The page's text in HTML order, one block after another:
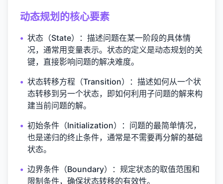
动态规划的核心要素
• 状态（State）
：描述问题在某一阶段的具体情
况，通常用变量表示。状态的定义是动态规划的关
键，直接影响问题的解决难度。
• 状态转移方程（Transition）
：描述如何从一个状
态转移到另一个状态，即如何利用子问题的解来构
建当前问题的解。
• 初始条件（Initialization）
：问题的最简单情况，
也是递归的终止条件，通常是不需要再分解的基础
状态。
• 边界条件（Boundary）
：规定状态的取值范围和
限制条件，确保状态转移的有效性。